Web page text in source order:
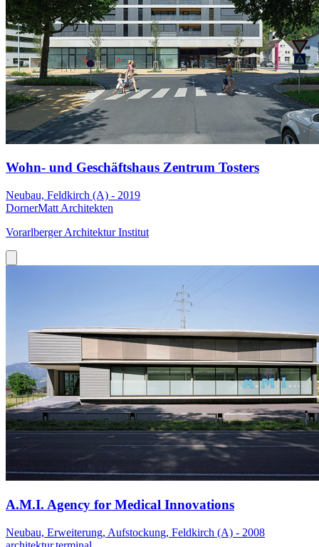
Wohn- und Geschäftshaus Zentrum Tosters
Neubau, Feldkirch (A) - 2019
DornerMatt Architekten
Vorarlberger Architektur Institut
A.M.I. Agency for Medical Innovations
Neubau, Erweiterung, Aufstockung, Feldkirch (A) - 2008